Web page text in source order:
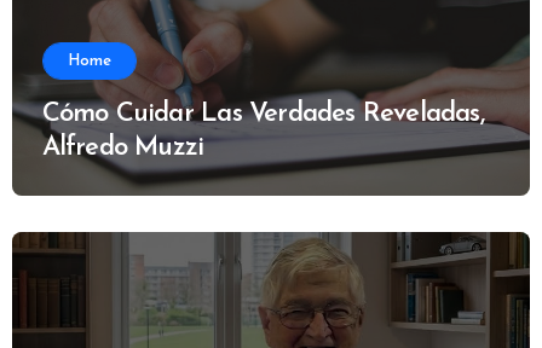
Home
Cómo Cuidar Las Verdades Reveladas,
Alfredo Muzzi